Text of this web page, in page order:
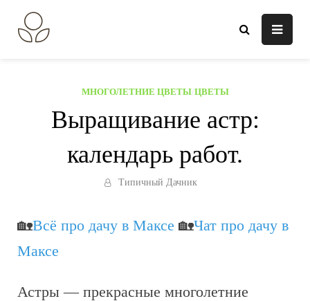
содержанию
МНОГОЛЕТНИЕ ЦВЕТЫ/ ЦВЕТЫ
Выращивание астр:
календарь работ.
Типичный Дачник
🏡Всё про дачу в Максе 🏡Чат про дачу в
Максе
Астры — прекрасные многолетние